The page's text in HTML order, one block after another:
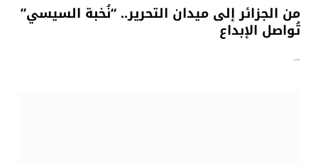
من الجزائر إلى ميدان التحرير.. “نُخبة السيسي”
تُواصل الإبداع
…